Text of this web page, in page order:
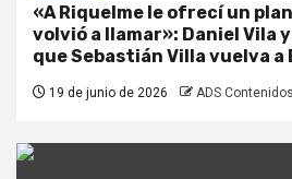
«A Riquelme le ofrecí un
volvió a llamar»: Daniel Vila
que Sebastián Villa vuelva a
19 de junio de 2026 ADS Contenidos